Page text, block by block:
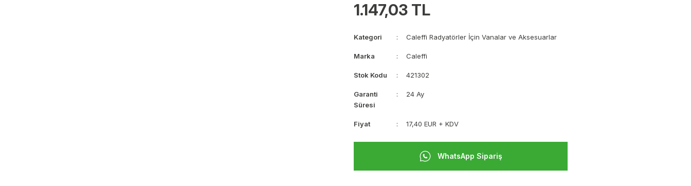
1.147,03 TL
Kategori Caleffi Radyatörler İçin Vanalar ve Aksesuarlar
Marka Caleffi
Stok Kodu 421302
Garanti
Süresi
24 Ay
Fiyat 17,40 EUR + KDV
WhatsApp Sipariş